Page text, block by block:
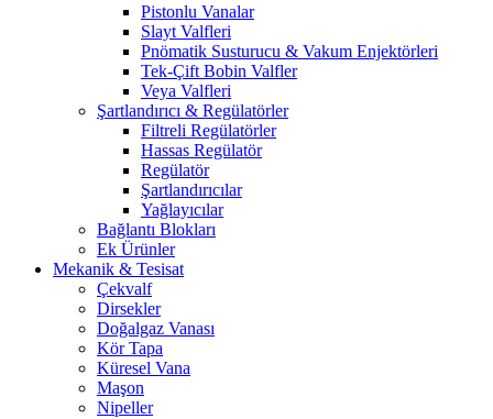
Pistonlu Vanalar
Slayt Valfleri
Pnömatik Susturucu & Vakum Enjektörleri
Tek-Çift Bobin Valfler
Veya Valfleri
Şartlandırıcı & Regülatörler
Filtreli Regülatörler
Hassas Regülatör
Regülatör
Şartlandırıcılar
Yağlayıcılar
Bağlantı Blokları
Ek Ürünler
Mekanik & Tesisat
Çekvalf
Dirsekler
Doğalgaz Vanası
Kör Tapa
Küresel Vana
Maşon
Nipeller